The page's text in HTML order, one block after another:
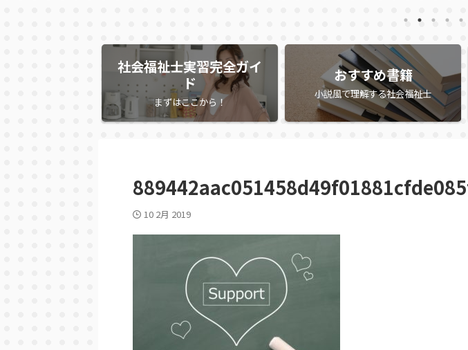
社会福祉士実習完全ガイ
ド
まずはここから！
おすすめ書籍
小説風で理解する社会福祉士
10 2月 2019